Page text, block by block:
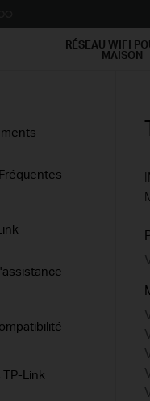
RÉSEAU WIFI
MAISON
TP-Link